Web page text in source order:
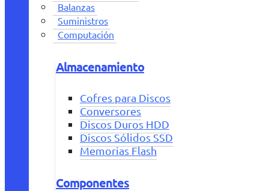
Balanzas
Suministros
Computación
Almacenamiento
Cofres para Discos
Conversores
Discos Duros HDD
Discos Sólidos SSD
Memorias Flash
Componentes